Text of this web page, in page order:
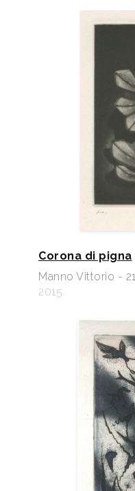
Corona di pigna
Manno Vittorio - 21
2015